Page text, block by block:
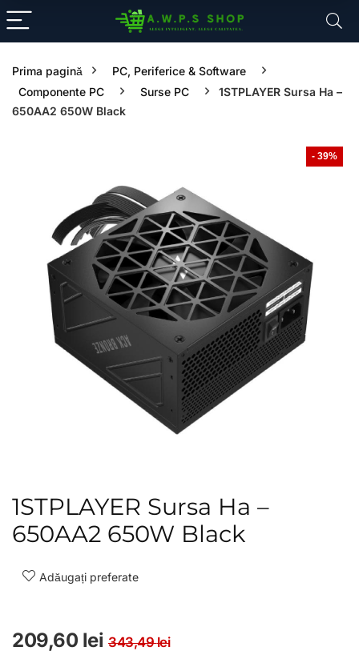
Prima pagină
PC, Periferice & Software
Componente PC
Surse PC
1STPLAYER Sursa Ha –
650AA2 650W Black
- 39%
1STPLAYER Sursa Ha –
650AA2 650W Black
Adăugați preferate
343,49leiPrețul inițial a fost:
209,60 lei Prețul curent este: